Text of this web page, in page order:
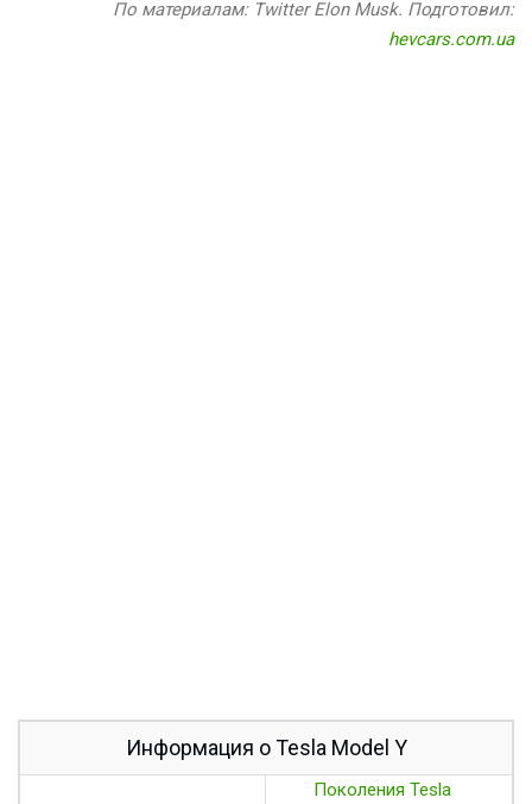
По материалам: Twitter Elon Musk. Подготовил:
hevcars.com.ua
Информация о Tesla Model Y
Поколения Tesla